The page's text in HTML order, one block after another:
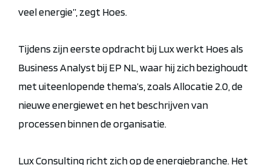
veel energie”, zegt Hoes.
Tijdens zijn eerste opdracht bij Lux werkt Hoes als
Business Analyst bij EP NL, waar hij zich bezighoudt
met uiteenlopende thema’s, zoals Allocatie 2.0, de
nieuwe energiewet en het beschrijven van
processen binnen de organisatie.
Lux Consulting richt zich op de energiebranche. Het